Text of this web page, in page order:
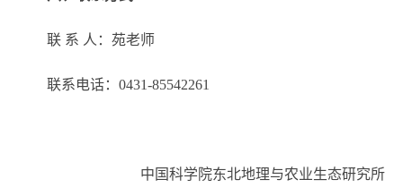
联 系 人：苑老师
联系电话：0431-85542261
中国科学院东北地理与农业生态研究所